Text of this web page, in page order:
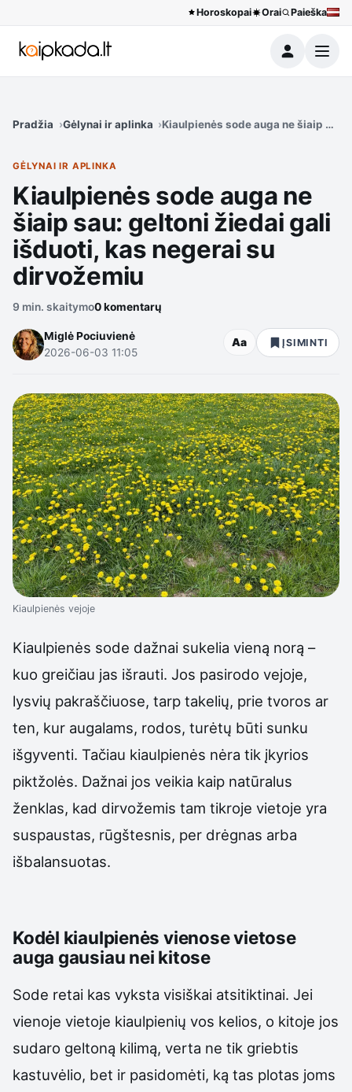
Horoskopai Orai Paieška
Meniu
Pradžia Gėlynai ir aplinka Kiaulpienės sode auga ne šiaip
GĖLYNAI IR APLINKA
Kiaulpienės sode auga ne
šiaip sau: geltoni žiedai gali
išduoti, kas negerai su
dirvožemiu
9 min. skaitymo0 komentarų
Miglė Pociuvienė
2026-06-03 11:05
Aa ĮSIMINTI
Kiaulpienės vejoje
Kiaulpienės sode dažnai sukelia vieną norą –
kuo greičiau jas išrauti. Jos pasirodo vejoje,
lysvių pakraščiuose, tarp takelių, prie tvoros ar
ten, kur augalams, rodos, turėtų būti sunku
išgyventi. Tačiau kiaulpienės nėra tik įkyrios
piktžolės. Dažnai jos veikia kaip natūralus
ženklas, kad dirvožemis tam tikroje vietoje yra
suspaustas, rūgštesnis, per drėgnas arba
išbalansuotas.
Kodėl kiaulpienės vienose vietose
auga gausiau nei kitose
Sode retai kas vyksta visiškai atsitiktinai. Jei
vienoje vietoje kiaulpienių vos kelios, o kitoje jos
sudaro geltoną kilimą, verta ne tik griebtis
kastuvėlio, bet ir pasidomėti, ką tas plotas joms